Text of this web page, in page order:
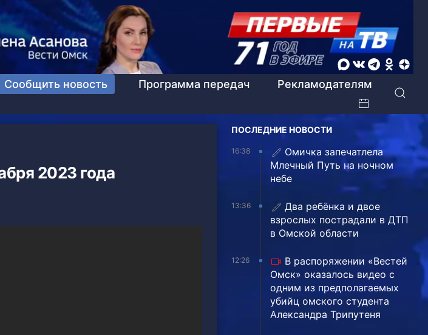
Сообщить новость Программа передач
Рекламодателям
2023 года
ПОСЛЕДНИЕ НОВОСТИ
16:38
Омичка запечатлела
Млечный Путь на ночном
небе
13:36
Два ребёнка и двое
взрослых пострадали в ДТП
в Омской области
12:26
В распоряжении «Вестей
Омск» оказалось видео с
одним из предполагаемых
убийц омского студента
Александра Трипутеня